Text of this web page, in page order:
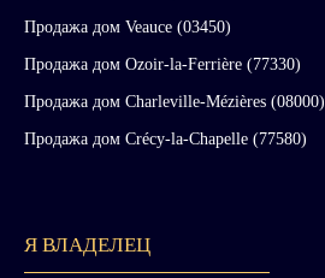
Продажа дом Veauce (03450)
Продажа дом Ozoir-la-Ferrière (77330)
Продажа дом Charleville-Mézières (08000)
Продажа дом Crécy-la-Chapelle (77580)
Я ВЛАДЕЛЕЦ